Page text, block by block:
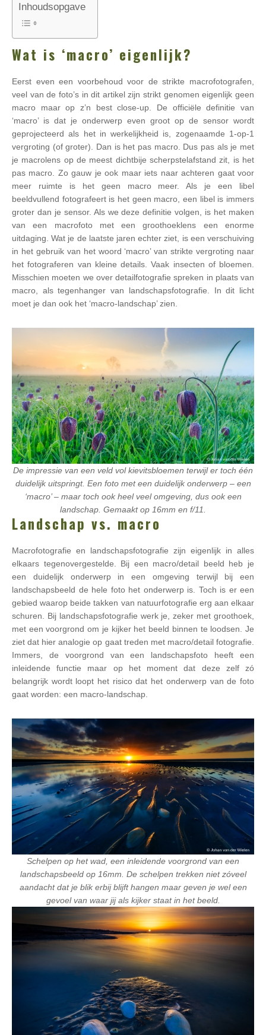
Inhoudsopgave
Wat is ‘macro’ eigenlijk?
Eerst even een voorbehoud voor de strikte macrofotografen,
veel van de foto’s in dit artikel zijn strikt genomen eigenlijk geen
macro maar op z’n best close-up. De officiële definitie van
‘macro’ is dat je onderwerp even groot op de sensor wordt
geprojecteerd als het in werkelijkheid is, zogenaamde 1-op-1
vergroting (of groter). Dan is het pas macro. Dus pas als je met
je macrolens op de meest dichtbije scherpstelafstand zit, is het
pas macro. Zo gauw je ook maar iets naar achteren gaat voor
meer ruimte is het geen macro meer. Als je een libel
beeldvullend fotografeert is het geen macro, een libel is immers
groter dan je sensor. Als we deze definitie volgen, is het maken
van een macrofoto met een groothoeklens een enorme
uitdaging. Wat je de laatste jaren echter ziet, is een verschuiving
in het gebruik van het woord ‘macro’ van strikte vergroting naar
het fotograferen van kleine details. Vaak insecten of bloemen.
Misschien moeten we over detailfotografie spreken in plaats van
macro, als tegenhanger van landschapsfotografie. In dit licht
moet je dan ook het ‘macro-landschap’ zien.
De impressie van een veld vol kievitsbloemen terwijl er toch één
duidelijk uitspringt. Een foto met een duidelijk onderwerp – een
‘macro’ – maar toch ook heel veel omgeving, dus ook een
landschap. Gemaakt op 16mm en f/11.
Landschap vs. macro
Macrofotografie en landschapsfotografie zijn eigenlijk in alles
elkaars tegenovergestelde. Bij een macro/detail beeld heb je
een duidelijk onderwerp in een omgeving terwijl bij een
landschapsbeeld de hele foto het onderwerp is. Toch is er een
gebied waarop beide takken van natuurfotografie erg aan elkaar
schuren. Bij landschapsfotografie werk je, zeker met groothoek,
met een voorgrond om je kijker het beeld binnen te loodsen. Je
ziet dat hier analogie op gaat treden met macro/detail fotografie.
Immers, de voorgrond van een landschapsfoto heeft een
inleidende functie maar op het moment dat deze zelf zó
belangrijk wordt loopt het risico dat het onderwerp van de foto
gaat worden: een macro-landschap.
Schelpen op het wad, een inleidende voorgrond van een
landschapsbeeld op 16mm. De schelpen trekken niet zóveel
aandacht dat je blik erbij blijft hangen maar geven je wel een
gevoel van waar jij als kijker staat in het beeld.